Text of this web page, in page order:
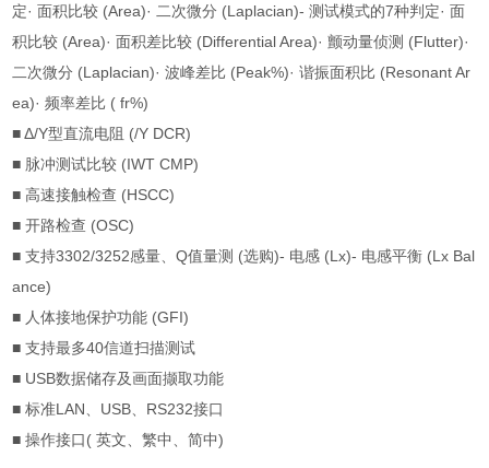
定·面积比较 (Area)· 二次微分 (Laplacian)-测试模式的7种判定·面
积比较 (Area)·面积差比较 (Differential Area)·颤动量侦测 (Flutter)·
二次微分 (Laplacian)·波峰差比 (Peak%)·谐振面积比 (Resonant Ar
ea)·频率差比 ( fr%)
■ Δ/Y型直流电阻 (/Y DCR)
■ 脉冲测试比较 (IWT CMP)
■高速接触检查 (HSCC)
■开路检查 (OSC)
■支持3302/3252感量、Q值量测 (选购)- 电感 (Lx)- 电感平衡 (Lx Bal
ance)
■ 人体接地保护功能 (GFI)
■支持最多40信道扫描测试
■ USB数据储存及画面撷取功能
■标准LAN USB RS232接口
■操作接口(英文、繁中、简中)